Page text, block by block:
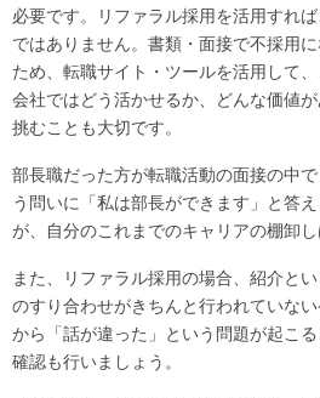
必要です。リファラル採用を活用すれ
ではありません。書類・面接で不採用
ため、転職サイト・ツールを活用して
会社ではどう活かせるか、どんな価値
挑むことも大切です。
部長職だった方が転職活動の面接の中
う問いに「私は部長ができます」と答
が、自分のこれまでのキャリアの棚卸し
また、リファラル採用の場合、紹介と
のすり合わせがきちんと行われていな
から「話が違った」という問題が起こ
確認も行いましょう。